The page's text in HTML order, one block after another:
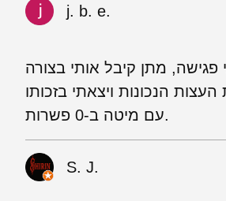
j. b. e.
מתן קיבל אותי בצורה
הנכונות ויצאתי בזכותו
עם מיטה ב-0 פשרות.
S. J.